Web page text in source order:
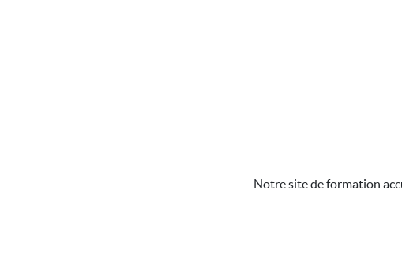
Notre site de formation